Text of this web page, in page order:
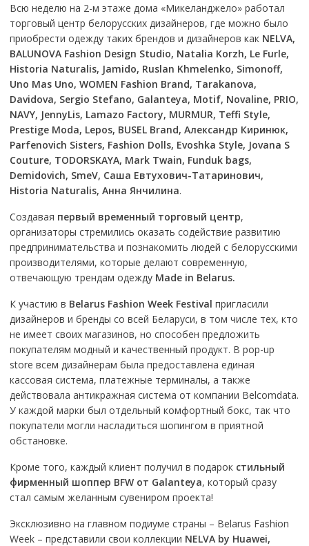
Всю неделю на 2-м этаже дома «Микеланджело» работал
торговый центр белорусских дизайнеров, где можно было
приобрести одежду таких брендов и дизайнеров как NELVA,
BALUNOVA Fashion Design Studio, Natalia Korzh, Le Furle,
Historia Naturalis, Jamido, Ruslan Khmelenko, Simonoff,
Uno Mas Uno, WOMEN Fashion Brand, Tarakanova,
Davidova, Sergio Stefano, Galanteya, Motif, Novaline, PRIO,
NAVY, JennyLis, Lamazo Factory, MURMUR, Teffi Style,
Prestige Moda, Lepos, BUSEL Brand, Александр Киринюк,
Parfenovich Sisters, Fashion Dolls, Evoshka Style, Jovana S
Couture, TODORSKAYA, Mark Twain, Funduk bags,
Demidovich, SmeV, Саша Евтухович-Татаринович,
Historia Naturalis, Анна Янчилина.
Создавая первый временный торговый центр,
организаторы стремились оказать содействие развитию
предпринимательства и познакомить людей с белорусскими
производителями, которые делают современную,
отвечающую трендам одежду Made in Belarus.
К участию в Belarus Fashion Week Festival пригласили
дизайнеров и бренды со всей Беларуси, в том числе тех, кто
не имеет своих магазинов, но способен предложить
покупателям модный и качественный продукт. В pop-up
store всем дизайнерам была предоставлена единая
кассовая система, платежные терминалы, а также
действовала антикражная система от компании Belcomdata.
У каждой марки был отдельный комфортный бокс, так что
покупатели могли насладиться шопингом в приятной
обстановке.
Кроме того, каждый клиент получил в подарок стильный
фирменный шоппер BFW от Galanteya, который сразу
стал самым желанным сувениром проекта!
Эксклюзивно на главном подиуме страны – Belarus Fashion
Week – представили свои коллекции NELVA by Huawei,